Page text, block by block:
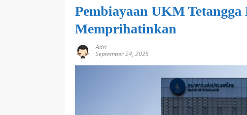
Pembiayaan UKM
Memprihatinkan
Adri
September 24, 2025